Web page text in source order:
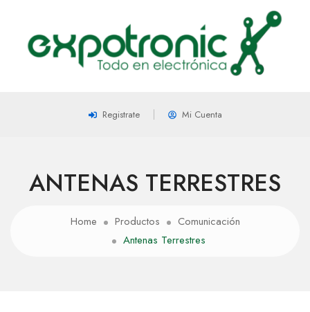
Registrate Mi Cuenta
ANTENAS TERRESTRES
Home Productos
Comunicación
Antenas Terrestres